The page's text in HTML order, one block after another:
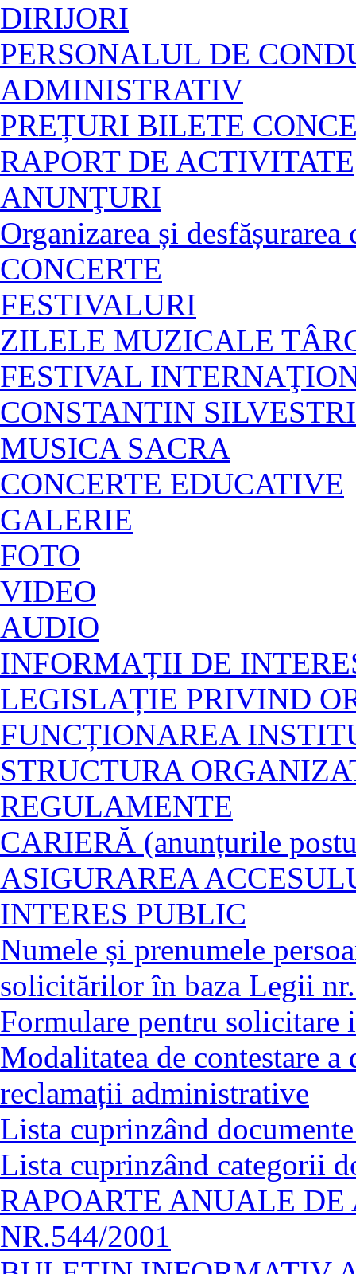
DIRIJORI
PERSONALUL DE
ADMINISTRATIV
PREȚURI BILETE
RAPORT DE ACTIVITATE
ANUNŢURI
Organizarea și
CONCERTE
FESTIVALURI
ZILELE MUZICALE
FESTIVAL
CONSTANTIN
MUSICA SACRA
CONCERTE EDUCATIVE
GALERIE
FOTO
VIDEO
AUDIO
INFORMAȚII DE
LEGISLAȚIE PRIVIND
FUNCȚIONAREA
STRUCTURA
REGULAMENTE
CARIERĂ (anunțurile
ASIGURAREA
INTERES PUBLIC
Numele și prenumele
solicitărilor în baza Legii
Formulare pentru
Modalitatea de contestare
reclamații administrative
Lista cuprinzând
Lista cuprinzând categorii
RAPOARTE ANUALE
NR.544/2001